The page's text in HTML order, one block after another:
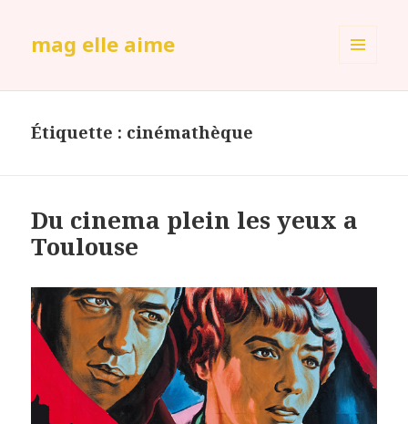
mag elle aime
Étiquette : cinémathèque
Du cinema plein les yeux a
Toulouse